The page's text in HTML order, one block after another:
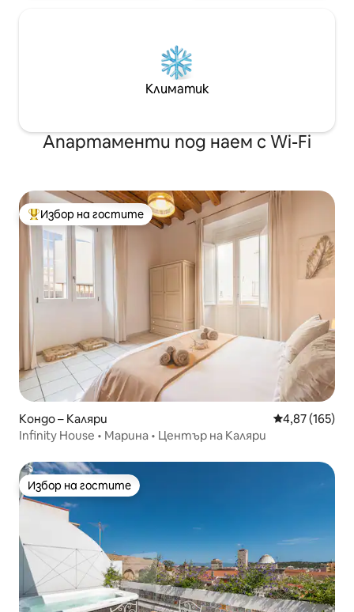
Климатик
Апартаменти под наем с Wi-Fi
Най-популярен избор на гостите
Избор на гостите
Кондо – Каляри Средна
4,87 (165)
Infinity House • Марина • Център на Каляри
Избор на гостите
Избор на гостите